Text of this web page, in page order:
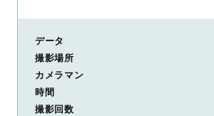
データ
撮影場所
カメラマン
時間
撮影回数